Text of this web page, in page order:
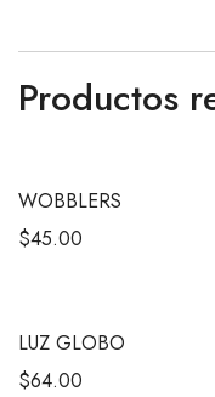
Productos
WOBBLERS
$45.00
LUZ GLOBO
$64.00